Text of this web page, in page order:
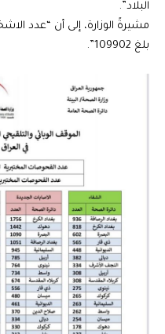
البلاد”.
بلغ 109902”.